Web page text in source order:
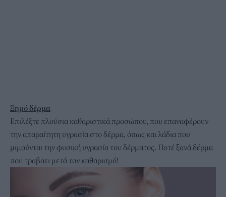
Ξηρό δέρμα
Επιλέξτε πλούσια καθαριστικά προσώπου, που επαναφέρουν
την απαραίτητη υγρασία στο δέρμα, όπως και λάδια που
μιμούνται την φυσική υγρασία του δέρματος. Ποτέ ξανά δέρμα
που τραβαει μετά τον καθαρισμό!